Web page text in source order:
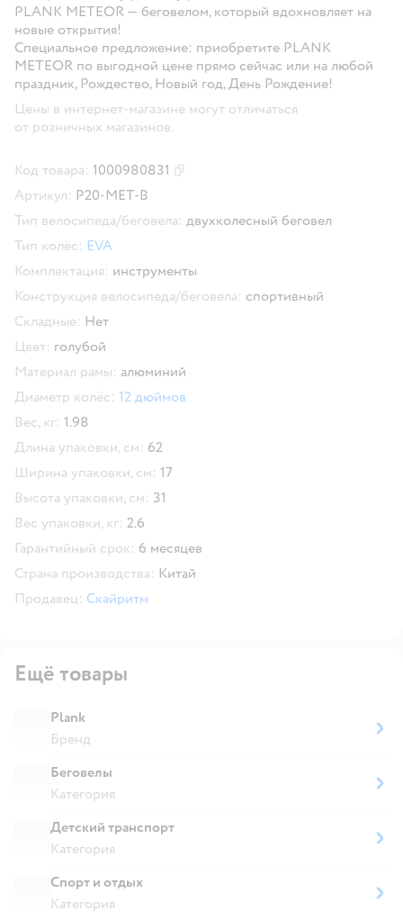
PLANK METEOR — беговелом, который вдохновляет на
новые открытия!
Специальное предложение: приобретите PLANK
METEOR по выгодной цене прямо сейчас или на любой
праздник, Рождество, Новый год, День Рождение!
Цены в интернет-магазине могут отличаться
от розничных магазинов.
Код товара: 1000980831
Артикул: P20-MET-B
Тип велосипеда/беговела: двухколесный беговел
Тип колёс: EVA
Комплектация: инструменты
Конструкция велосипеда/беговела: спортивный
Складные: Нет
Цвет: голубой
Материал рамы: алюминий
Диаметр колёс: 12 дюймов
Вес, кг: 1.98
Длина упаковки, см: 62
Ширина упаковки, см: 17
Высота упаковки, см: 31
Вес упаковки, кг: 2.6
Гарантийный срок: 6 месяцев
Страна производства: Китай
Продавец: Скайритм
Ещё товары
Plank
Бренд
Беговелы
Категория
Детский транспорт
Категория
Спорт и отдых
Категория